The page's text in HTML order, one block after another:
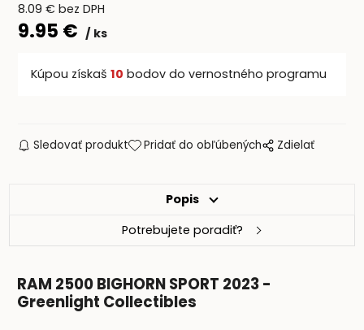
8.09 € bez DPH
9.95 € ks
Kúpou získaš 10 bodov do vernostného programu
Sledovať produkt Pridať do obľúbených Zdielať
Popis
Potrebujete poradiť?
RAM 2500 BIGHORN SPORT 2023 -
Greenlight Collectibles